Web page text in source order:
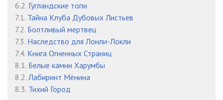
6.2. Гугландские топи
7.1. Тайна Клуба Дубовых Листьев
7.2. Болтливый мертвец
7.3. Наследство для Лонли-Локли
7.4. Книга Огненных Страниц
8.1. Белые камни Харумбы
8.2. Лабиринт Мёнина
8.3. Тихий Город